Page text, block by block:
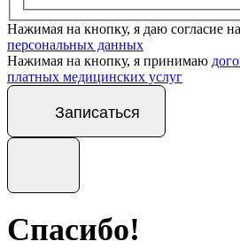
Нажимая на кнопку, я даю согласие
персональных данных
Нажимая на кнопку, я принимаю
платных медицинских услуг
Записаться
Спасибо!